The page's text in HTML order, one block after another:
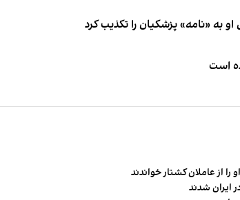
به «نامه» پزشکیان را تکذیب کرد
است
را از عاملان کشتار خواندند
ایران شدند